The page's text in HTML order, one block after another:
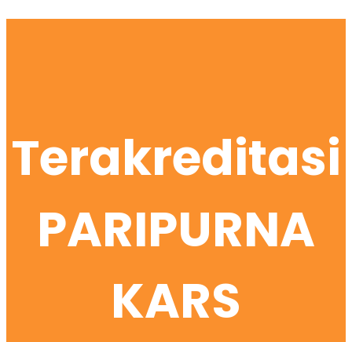
Terakreditasi
PARIPURNA
KARS